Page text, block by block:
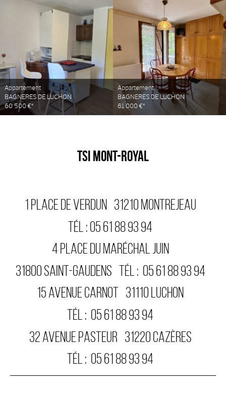
Appartement
BAGNERES DE LUCHON
60 500 €*
Appartement
BAGNERES DE LUCHON
61 000 €*
TSI MONT-ROYAL
1 PLACE DE VERDUN 31210 MONTREJEAU
TÉL :05 61 88 93 94
4 PLACE DU MARÉCHAL JUIN
31800SAINT-GAUDENS TÉL : 05 61 88 93 94
15 AVENUE CARNOT 31110 LUCHON
TÉL : 05 61 88 93 94
32 AVENUE PASTEUR 31220CAZÈRES
TÉL : 05 61 88 93 94